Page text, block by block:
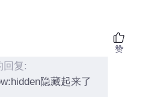
回复:
隐藏起来了
赞